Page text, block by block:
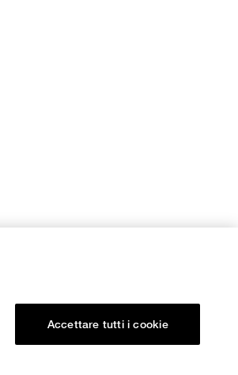
Accettare tutti i cookie